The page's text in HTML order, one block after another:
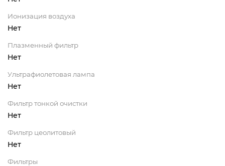
Ионизация воздуха
Нет
Плазменный фильтр
Нет
Ультрафиолетовая лампа
Нет
Фильтр тонкой очистки
Нет
Фильтр цеолитовый
Нет
Фильтры